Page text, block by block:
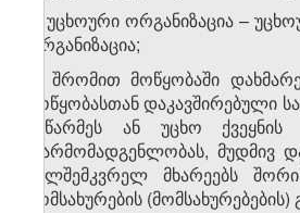
ე) უცხოური ორგანიზაცია –
ორგანიზაცია;
ვ) შრომით მოწყობაში
მოწყობასთან დაკავშირებული
მეწარმეს ან უცხო
(წარმომადგენლობას,
ხელშემკვრელ მხარეებს
მომსახურების